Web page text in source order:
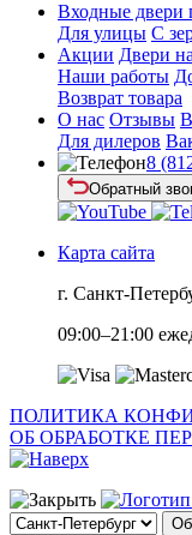
Входные двери
Для улицы С
Акции Двери
Наши работы
Возврат товара
О нас Отзывы
Для дилеров
8
Обратный
Карта сайта
г. Санкт-
09:00–21:00
ПОЛИТИКА
ОБ ОБРАБОТКЕ